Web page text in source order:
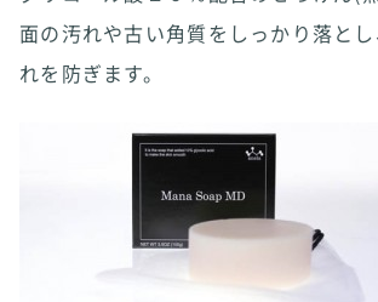
面の汚れや古い角質をしっかり落と
れを防ぎます。